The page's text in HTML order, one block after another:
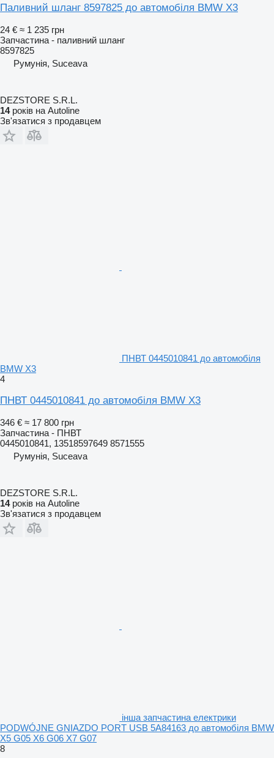
Паливний шланг 8597825 до автомобіля BMW X3
24 € ≈ 1 235 грн
Запчастина - паливний шланг
8597825
Румунія, Suceava
DEZSTORE S.R.L.
14років на Autoline
Зв'язатися з продавцем
ПНВТ 0445010841 до автомобіля
BMW X3
4
ПНВТ 0445010841 до автомобіля BMW X3
346 € ≈ 17 800 грн
Запчастина - ПНВТ
0445010841, 13518597649 8571555
Румунія, Suceava
DEZSTORE S.R.L.
14років на Autoline
Зв'язатися з продавцем
інша запчастина електрики
PODWÓJNE GNIAZDO PORT USB 5A84163 до автомобіля BMW
X5 G05 X6 G06 X7 G07
8